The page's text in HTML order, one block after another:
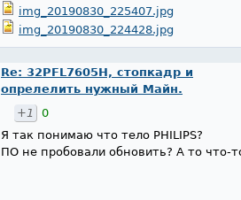
img_20190830_225407.jpg
img_20190830_224428.jpg
Re: 32PFL7605H, стопкадр и
опрелелить нужный Майн.
+1
0
Я так понимаю что тело PHILIPS?
ПО не пробовали обновить? А то что-